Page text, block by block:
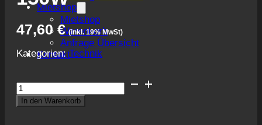
Mietshop
Mietshop
Warenkorb
Anfrage Übersicht
Kontakt
47,60 € (inkl. 19% MwSt)
Kategorien:Technik
Led
Outdoor
Fluter
In den Warenkorb